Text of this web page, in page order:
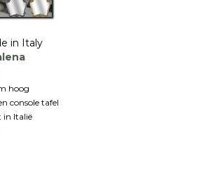
in Italy
hoog
console tafel
in Italië